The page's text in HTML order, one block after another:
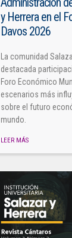
y Herrera en el
Davos 2026
La comunidad
destacada
Foro Económico
escenarios más
sobre el futuro
mundo.
LEER MÁS